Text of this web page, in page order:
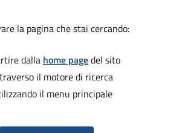
la pagina che stai cercando:
dalla home pagedel sito
il motore di ricerca
il menu principale